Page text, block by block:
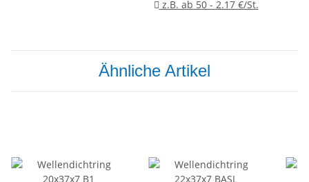
z.B. ab 50 - 2.17 €/St.
Ähnliche Artikel